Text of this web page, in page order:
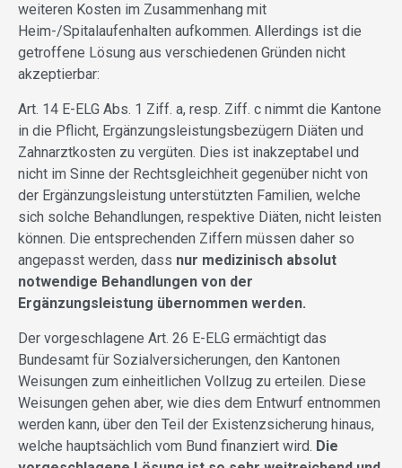
weiteren Kosten im Zusammenhang mit
Heim-/Spitalaufenhalten aufkommen. Allerdings ist die
getroffene Lösung aus verschiedenen Gründen nicht
akzeptierbar:
Art. 14 E-ELG Abs. 1 Ziff. a, resp. Ziff. c nimmt die Kantone
in die Pflicht, Ergänzungsleistungsbezügern Diäten und
Zahnarztkosten zu vergüten. Dies ist inakzeptabel und
nicht im Sinne der Rechtsgleichheit gegenüber nicht von
der Ergänzungsleistung unterstützten Familien, welche
sich solche Behandlungen, respektive Diäten, nicht leisten
können. Die entsprechenden Ziffern müssen daher so
angepasst werden, dass nur medizinisch absolut
notwendige Behandlungen von der
Ergänzungsleistung übernommen werden.
Der vorgeschlagene Art. 26 E-ELG ermächtigt das
Bundesamt für Sozialversicherungen, den Kantonen
Weisungen zum einheitlichen Vollzug zu erteilen. Diese
Weisungen gehen aber, wie dies dem Entwurf entnommen
werden kann, über den Teil der Existenzsicherung hinaus,
welche hauptsächlich vom Bund finanziert wird. Die